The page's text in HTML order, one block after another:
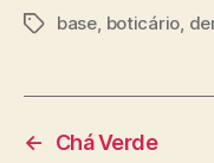
Tagsbase boticário
← Chá Verde